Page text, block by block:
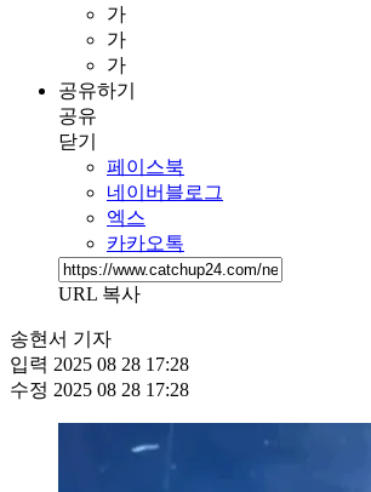
가
가
가
공유하기
공유
닫기
페이스북
네이버블로그
엑스
카카오톡
URL 복사
송현서 기자
입력 2025 08 28 17:28
수정 2025 08 28 17:28